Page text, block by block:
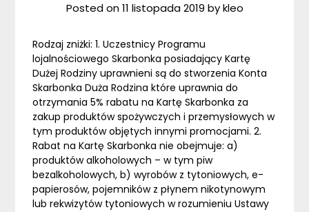
Posted on11 listopada 2019 bykleo
Rodzaj zniżki: 1. Uczestnicy Programu
lojalnościowego Skarbonka posiadający Kartę
Dużej Rodziny uprawnieni są do stworzenia Konta
Skarbonka Duża Rodzina które uprawnia do
otrzymania 5% rabatu na Kartę Skarbonka za
zakup produktów spożywczych i przemysłowych w
tym produktów objętych innymi promocjami. 2.
Rabat na Kartę Skarbonka nie obejmuje: a)
produktów alkoholowych – w tym piw
bezalkoholowych, b) wyrobów z tytoniowych, e-
papierosów, pojemników z płynem nikotynowym
lub rekwizytów tytoniowych w rozumieniu Ustawy